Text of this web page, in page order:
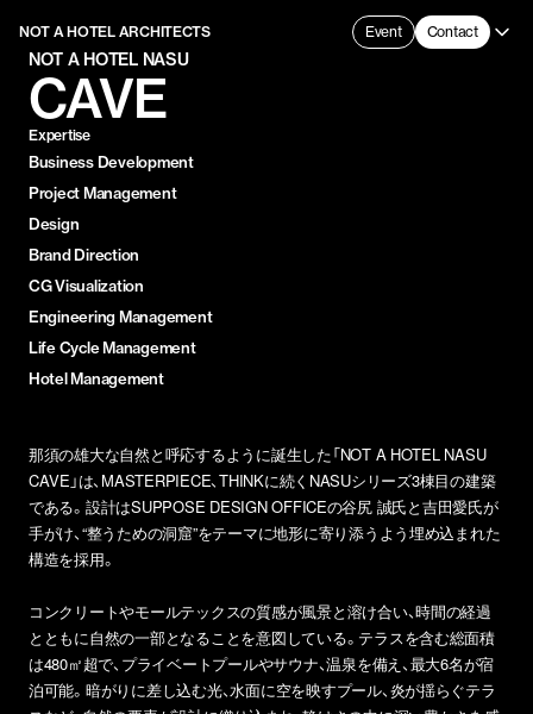
NOT A HOTEL ARCHITECTS Event Contact
NOT A HOTEL NASU
CAVE
Expertise
Business Development
Project Management
Design
Brand Direction
CG Visualization
Engineering Management
Life Cycle Management
Hotel Management
那須の雄大な自然と呼応するように誕生した「NOT A HOTEL NASU
CAVE」は、MASTERPIECE、THINKに続くNASUシリーズ3棟目の建築
である。設計はSUPPOSE DESIGN OFFICEの谷尻 誠氏と吉田愛氏が
手がけ、“整うための洞窟”をテーマに地形に寄り添うよう埋め込まれた
構造を採用。
コンクリートやモールテックスの質感が風景と溶け合い、時間の経過
とともに自然の一部となることを意図している。テラスを含む総面積
は480㎡超で、プライベートプールやサウナ、温泉を備え、最大6名が宿
泊可能。暗がりに差し込む光、水面に空を映すプール、炎が揺らぐテラ